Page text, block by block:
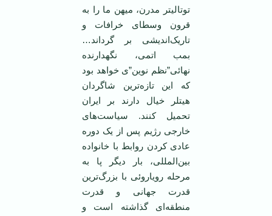
توتالیتر مدرن، میهن ما را به
قرون وسطای خرافات و
تاریک‌اندیشی بر گرداند…
بمب اتمی، نگهدارنده
نهائی”نظم نوین”ی خواهد بود
که این تازه‌ترین شاگردان
هیتلر خیال دارند بر ایران
تحمیل کنند. سیاست‌های
خارجی رژیم پس از یک دوره
عادی کردن روابط با خانواده
بین‌المللی، بار دیگر پا به
مرحله رویاروئی با بزرگ‌ترین
قدرت جهانی و قدرت
منطقه‌ای گذاشته است و